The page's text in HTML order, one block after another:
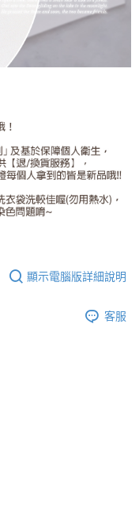
顯示電腦版詳細說明
客服